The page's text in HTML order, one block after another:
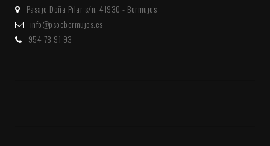
Pasaje Doña Pilar s/n. 41930 - Bormujos
info@psoebormujos.es
954 78 91 93